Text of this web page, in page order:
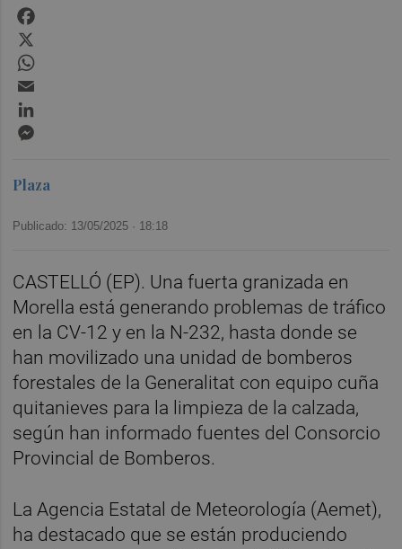
Plaza
Publicado: 13/05/2025 · 18:18
CASTELLÓ (EP). Una fuerta granizada en
Morella está generando problemas de tráfico
en la CV-12 y en la N-232, hasta donde se
han movilizado una unidad de bomberos
forestales de la Generalitat con equipo cuña
quitanieves para la limpieza de la calzada,
según han informado fuentes del Consorcio
Provincial de Bomberos.
La Agencia Estatal de Meteorología (Aemet),
ha destacado que se están produciendo